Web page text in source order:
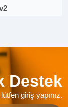
Destek
giriş yapınız.